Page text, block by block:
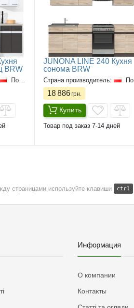
BRW
Польша
JUNONA LINE 240 Кухня
сонома BRW
Страна производитель: Польша
18 886грн.
Купить
Товар под заказ 7-14 дней
страницами используйте клавиши ctrl
Информация
О компании
Контакты